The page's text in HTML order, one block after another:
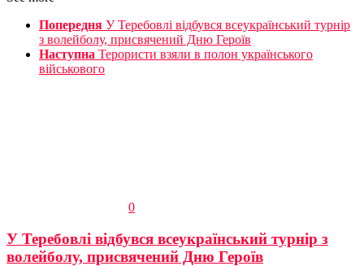
Попередня У Теребовлі відбувся всеукраїнський турнір
з волейболу, присвячений Дню Героїв
Наступна Терористи взяли в полон українського
військового
0
У Теребовлі відбувся всеукраїнський турнір з
волейболу, присвячений Дню Героїв